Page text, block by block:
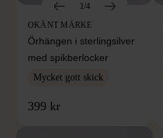
1/4
OKÄNT MÄRKE
Örhängen i sterlingsilver
med spikberlocker
Mycket gott skick
399 kr